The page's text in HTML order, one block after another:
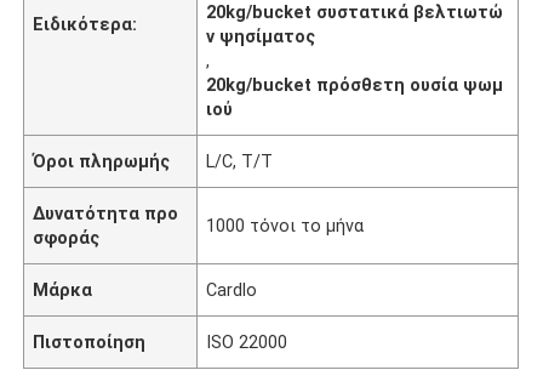
Ειδικότερα:
20kg/bucket συστατικά βελτιωτώ
ν ψησίματος
,
20kg/bucket πρόσθετη ουσία ψωμ
ιού
Όροι πληρωμής L/C, T/T
Δυνατότητα προ
σφοράς
1000 τόνοι το μήνα
Μάρκα Cardlo
Πιστοποίηση ISO 22000